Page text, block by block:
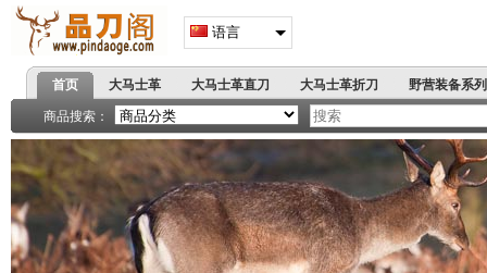
语言
首页 大马士革 大马士革直刀
大马士革折刀
高端刀具
野营装备系列
精品小刀系列
战术折刀 蝴蝶甩刀
弹簧跳刀
飞镖拳套
爪刀手刺
户
手
商品搜索：